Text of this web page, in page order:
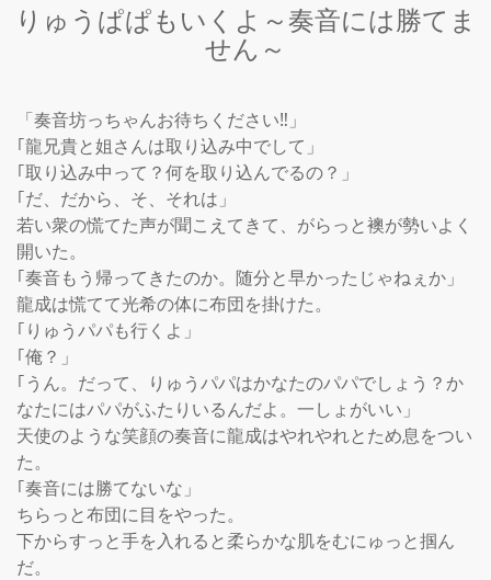
りゅうぱぱもいくよ～奏音には勝てま
せん～
「奏音坊っちゃんお待ちください‼」
｢龍兄貴と姐さんは取り込み中でして」
｢取り込み中って？何を取り込んでるの？」
｢だ、だから、そ、それは」
若い衆の慌てた声が聞こえてきて、がらっと襖が勢いよく
開いた。
｢奏音もう帰ってきたのか。随分と早かったじゃねぇか」
龍成は慌てて光希の体に布団を掛けた。
｢りゅうパパも行くよ」
｢俺？」
｢うん。だって、りゅうパパはかなたのパパでしょう？か
なたにはパパがふたりいるんだよ。一しょがいい」
天使のような笑顔の奏音に龍成はやれやれとため息をつい
た。
｢奏音には勝てないな」
ちらっと布団に目をやった。
下からすっと手を入れると柔らかな肌をむにゅっと掴ん
だ。